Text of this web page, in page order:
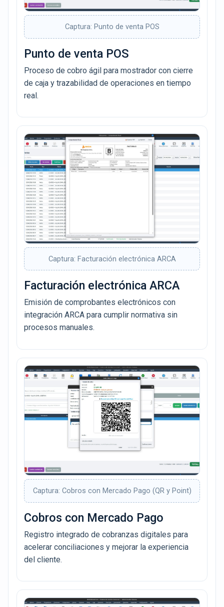
Captura: Punto de venta POS
Punto de venta POS
Proceso de cobro ágil para mostrador con cierre
de caja y trazabilidad de operaciones en tiempo
real.
Captura: Facturación electrónica ARCA
Facturación electrónica ARCA
Emisión de comprobantes electrónicos con
integración ARCA para cumplir normativa sin
procesos manuales.
Captura: Cobros con Mercado Pago (QR y Point)
Cobros con Mercado Pago
Registro integrado de cobranzas digitales para
acelerar conciliaciones y mejorar la experiencia
del cliente.